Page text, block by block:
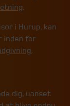
.
i Hurup, kan
inden for
,
dig, uanset